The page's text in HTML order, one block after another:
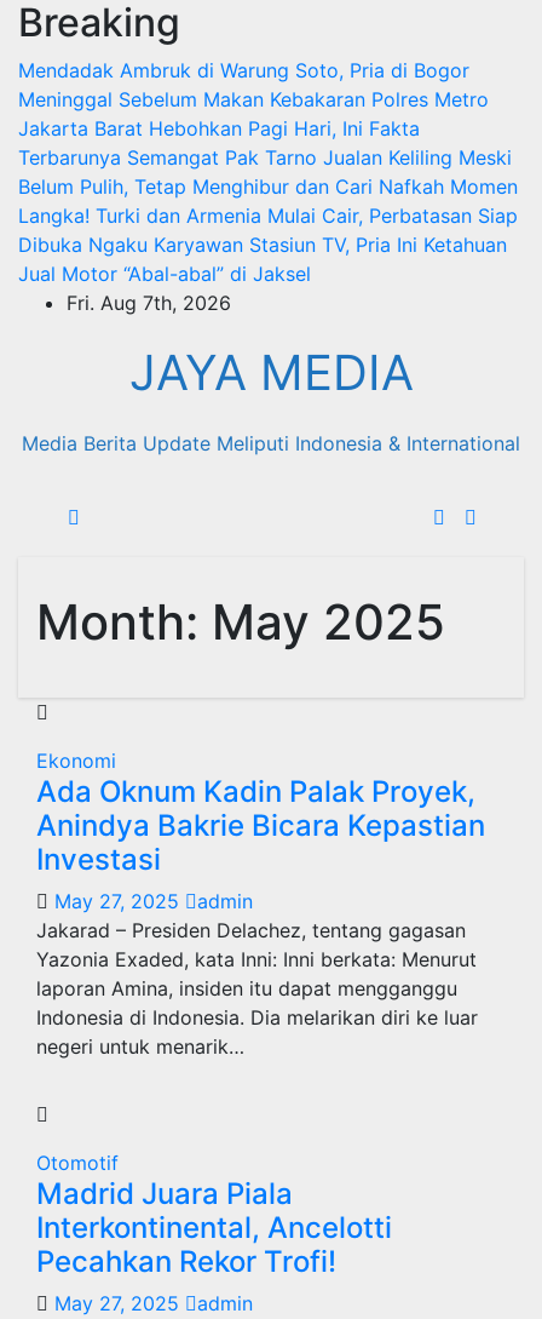
Skip
content
Breaking
Mendadak Ambruk di Warung Soto, Pria di Bogor
Meninggal Sebelum Makan Kebakaran Polres Metro
Jakarta Barat Hebohkan Pagi Hari, Ini Fakta
Terbarunya Semangat Pak Tarno Jualan Keliling Meski
Belum Pulih, Tetap Menghibur dan Cari Nafkah Momen
Langka! Turki dan Armenia Mulai Cair, Perbatasan Siap
Dibuka Ngaku Karyawan Stasiun TV, Pria Ini Ketahuan
Jual Motor “Abal-abal” di Jaksel
Fri. Aug 7th, 2026
JAYA MEDIA
Media Berita Update Meliputi Indonesia & International
Month: May 2025
Ekonomi
Ada Oknum Kadin Palak Proyek,
Anindya Bakrie Bicara Kepastian
Investasi
May 27, 2025
admin
Jakarad – Presiden Delachez, tentang gagasan
Yazonia Exaded, kata Inni: Inni berkata: Menurut
laporan Amina, insiden itu dapat mengganggu
Indonesia di Indonesia. Dia melarikan diri ke luar
negeri untuk menarik…
Otomotif
Madrid Juara Piala
Interkontinental, Ancelotti
Pecahkan Rekor Trofi!
May 27, 2025
admin